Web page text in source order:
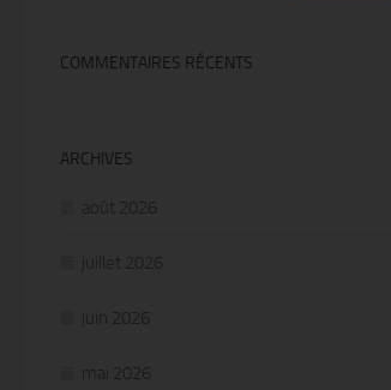
COMMENTAIRES RÉCENTS
ARCHIVES
août 2026
juillet 2026
juin 2026
mai 2026